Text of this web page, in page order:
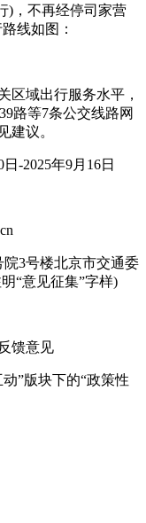
)，不再经停司家营
线如图：
域出行服务水平，
路等7条公交线路网
建议。
-2025年9月16日
3号楼北京市交通委
“意见征集”字样)
馈意见
”版块下的“政策性